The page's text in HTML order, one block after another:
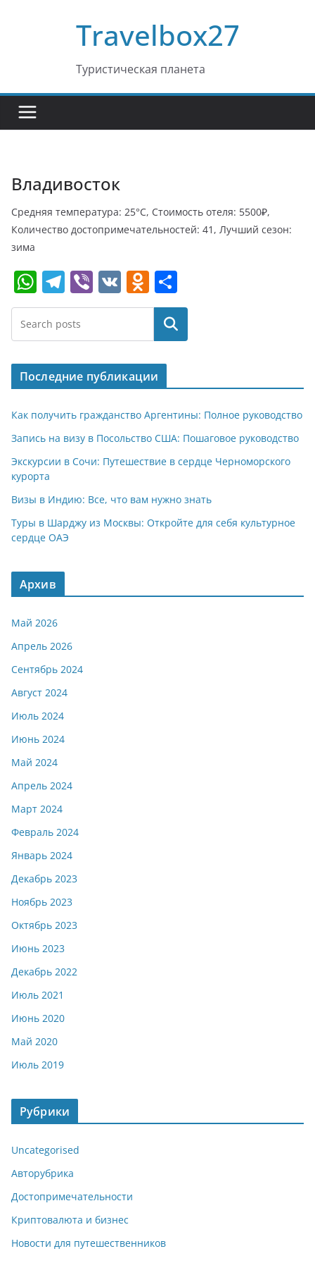
Travelbox27
Туристическая планета
Владивосток
Средняя температура: 25°C, Стоимость отеля: 5500₽,
Количество достопримечательностей: 41, Лучший сезон:
зима
W
h
at
s
A
p
p
T
el
e
gr
a
m
Vi
b
V
K
O
d
o
kl
a
ss
ni
ki
т
п
р
в
и
т
ь
Поиск
Последние публикации
Как получить гражданство Аргентины: Полное руководство
Запись на визу в Посольство США: Пошаговое руководство
Экскурсии в Сочи: Путешествие в сердце Черноморского
курорта
Визы в Индию: Все, что вам нужно знать
Туры в Шарджу из Москвы: Откройте для себя культурное
сердце ОАЭ
Архив
Май 2026
Апрель 2026
Сентябрь 2024
Август 2024
Июль 2024
Июнь 2024
Май 2024
Апрель 2024
Март 2024
Февраль 2024
Январь 2024
Декабрь 2023
Ноябрь 2023
Октябрь 2023
Июнь 2023
Декабрь 2022
Июль 2021
Июнь 2020
Май 2020
Июль 2019
Рубрики
Uncategorised
Авторубрика
Достопримечательности
Криптовалюта и бизнес
Новости для путешественников